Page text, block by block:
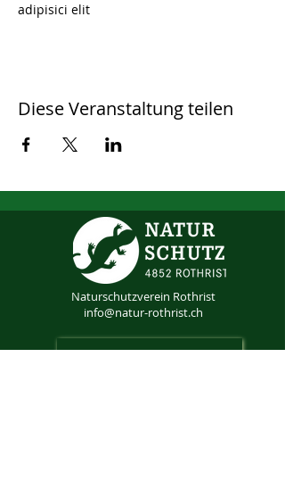
adipisici elit
Diese Veranstaltung teilen
Naturschutzverein Rothrist
info@natur-rothrist.ch